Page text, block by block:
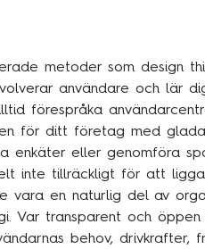
metoder som design
användare och lär
förespråka
för ditt företag med
enkäter eller genomföra
inte tillräckligt för att
vara en naturlig del av
Var transparent och
behov, drivkrafter,